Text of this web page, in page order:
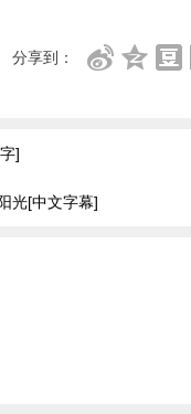
分享到：
]
光[中文字幕]